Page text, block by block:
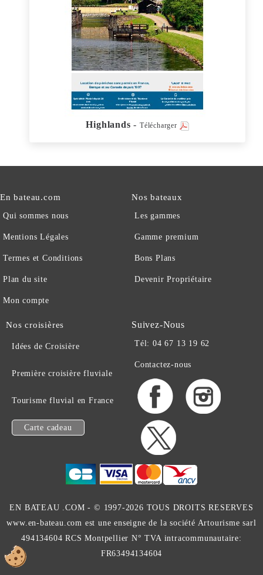
Highlands - Télécharger
En bateau.com
Qui sommes nous
Mentions Légales
Termes et Conditions
Plan du site
Mon compte
Nos bateaux
Les gammes
Gamme premium
Bons Plans
Devenir Propriétaire
Nos croisières
Idées de Croisière
Première croisière fluviale
Tourisme fluvial en France
Carte cadeau
Suivez-Nous
Tél: 04 67 13 19 62
Contactez-nous
EN BATEAU .COM - © 1997-2026 TOUS DROITS RESERVES
www.en-bateau.com est une enseigne de la société Artourisme sarl
494134604 RCS Montpellier N° TVA intracommunautaire:
FR63494134604